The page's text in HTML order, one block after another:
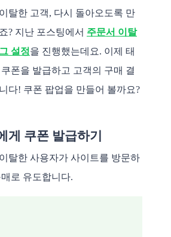
탈한 고객, 다시 돌아오도록 만
? 지난 포스팅에서 주문서 이탈
설정을 진행했는데요. 이제 태
폰을 발급하고 고객의 구매 결
다! 쿠폰 팝업을 만들어 볼까요?
게 쿠폰 발급하기
탈한 사용자가 사이트를 방문하
로 유도합니다.